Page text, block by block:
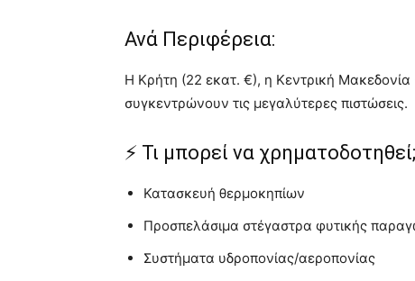
Ανά Περιφέρεια:
Η Κρήτη (22 εκατ. €), η Κεντρική
συγκεντρώνουν τις μεγαλύτερες πιστώσεις.
⚡ Τι μπορεί να χρηματοδοτηθεί;
Κατασκευή θερμοκηπίων
Προσπελάσιμα στέγαστρα φυτικής
Συστήματα υδροπονίας/αεροπονίας